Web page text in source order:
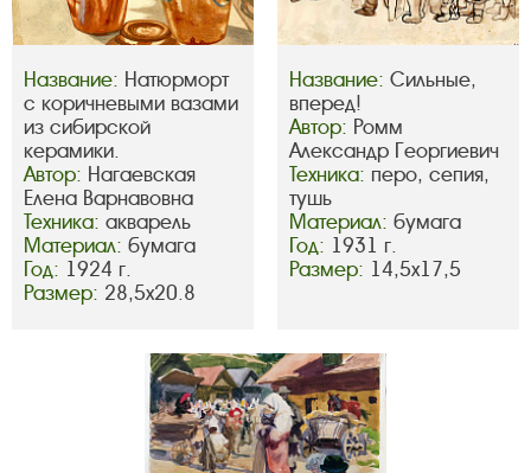
Название: Натюрморт
с коричневыми вазами
из сибирской
керамики.
Автор: Нагаевская
Елена Варнавовна
Техника: акварель
Материал: бумага
Год: 1924 г.
Размер: 28,5х20.8
Название: Сильные,
вперед!
Автор: Ромм
Александр Георгиевич
Техника: перо, сепия,
тушь
Материал: бумага
Год: 1931 г.
Размер: 14,5х17,5